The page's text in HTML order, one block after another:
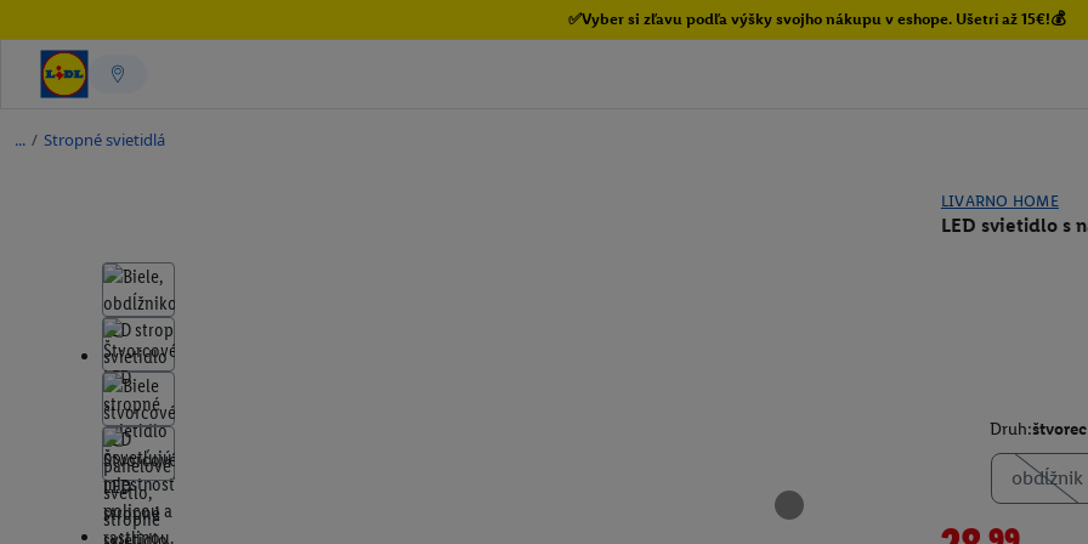
✅Vyber si zľavu podľa výšky svojho nákupu v eshope. Ušetri až 15€!💰
/ Stropné svietidlá
LIVARNO HOME
LED svietidlo s
Druh:štvorec
obdĺžnik